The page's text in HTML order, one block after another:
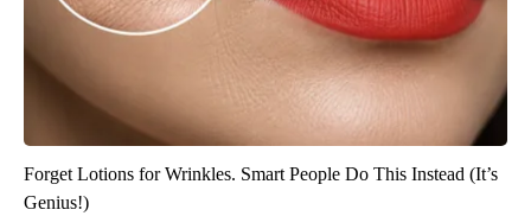
Forget Lotions for Wrinkles. Smart People Do This Instead (It’s
Genius!)